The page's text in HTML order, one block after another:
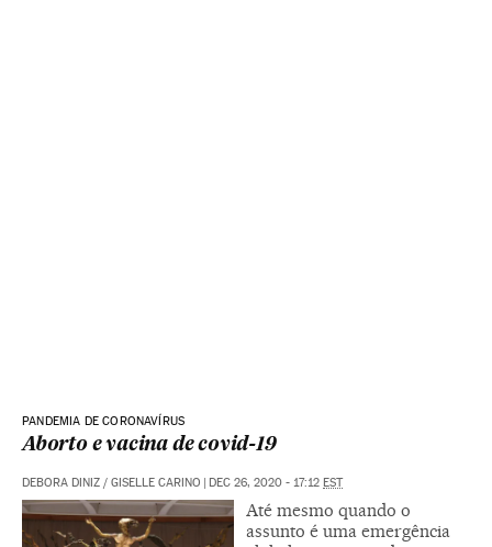
PANDEMIA DE CORONAVÍRUS
Aborto e vacina de covid-19
DEBORA DINIZ / GISELLE CARINO | DEC 26, 2020 - 17:12 EST
Até mesmo quando o
assunto é uma emergência